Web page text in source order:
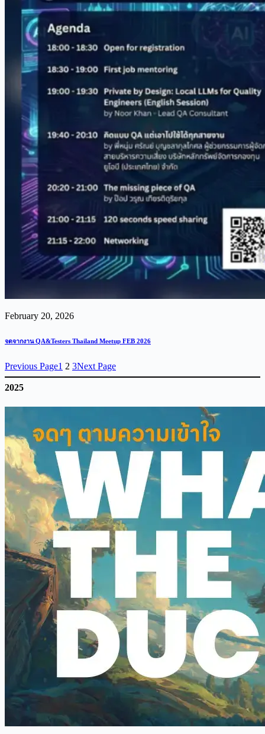
February 20, 2026
จดจากงาน QA&Testers Thailand Meetup FEB 2026
Previous Page1 2 3Next Page
2025